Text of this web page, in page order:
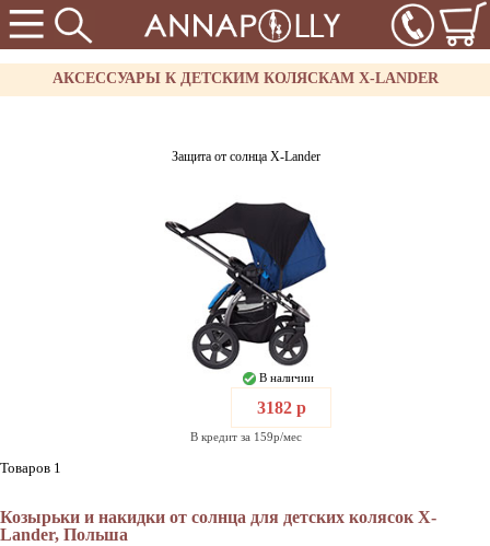
АКСЕССУАРЫ К ДЕТСКИМ КОЛЯСКАМ X-LANDER
Защита от солнца X-Lander
В наличии
3182 р
В кредит за 159р/мес
Товаров 1
Козырьки и накидки от солнца для детских колясок X-
Lander, Польша